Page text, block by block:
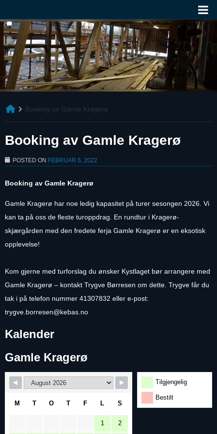
Booking av Gamle Kragerø
Booking av Gamle Kragerø
POSTED ON FEBRUAR 6, 2022
Booking av Gamle Kragerø
Gamle Kragerø har noe ledig kapasitet på turer sesongen 2026. Vi
kan ta på oss de fleste turoppdrag. En rundtur i Kragerø-
skjærgården med den fredete ferja Gamle Kragerø er en eksotisk
opplevelse!
Kom gjerne med turforslag du ønsker Kystlaget bør arrangere med
Gamle Kragerø – kontakt Trygve Børresen om dette. Trygve får du
tak i på telefon nummer 41307832 eller e-post:
trygve.borresen@kebas.no
Kalender
Gamle Kragerø
Tilgjengelig
Bestilt
M
T O T F L S
1 2